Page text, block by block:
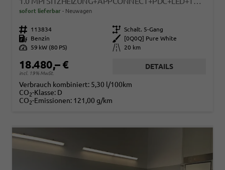
sofort lieferbar Neuwagen
Fahrzeugnr. 113834 Getriebe Schalt. 5-Gang
Kraftstoff
Benzin Außenfarbe
[0Q0Q] Pure White
Leistung
59 kW (80 PS) Kilometerstand 20 km
18.480,– €
incl. 19% MwSt.
DETAILS
Verbrauch kombiniert: 5,30 l/100km
CO2-Klasse: D
CO2-Emissionen: 121,00 g/km